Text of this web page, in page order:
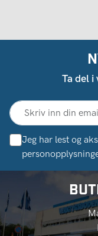
Ta del i
Jeg har lest og